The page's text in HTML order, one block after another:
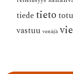
tiede tieto
vastuu venäjä